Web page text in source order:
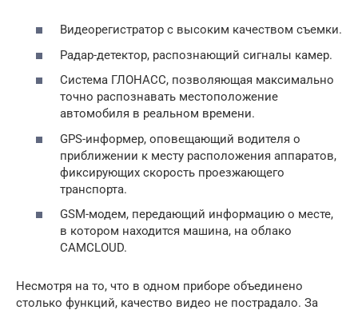
Видеорегистратор с высоким качеством съемки.
Радар-детектор, распознающий сигналы камер.
Система ГЛОНАСС, позволяющая максимально
точно распознавать местоположение
автомобиля в реальном времени.
GPS-информер, оповещающий водителя о
приближении к месту расположения аппаратов,
фиксирующих скорость проезжающего
транспорта.
GSM-модем, передающий информацию о месте,
в котором находится машина, на облако
CAMCLOUD.
Несмотря на то, что в одном приборе объединено
столько функций, качество видео не пострадало. За